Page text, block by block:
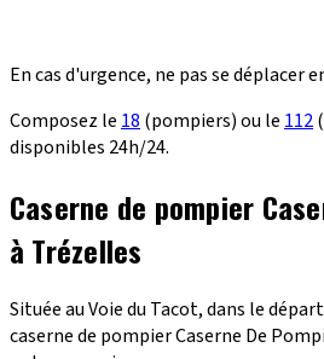
En cas d'urgence, ne pas se déplacer
Composez le 18 (pompiers) ou le 112
disponibles 24h/24.
Caserne de pompier
à Trézelles
Située au Voie du Tacot, dans le
caserne de pompier Caserne De